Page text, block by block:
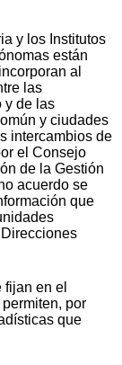
y los Institutos
están
al
las
y de las
y ciudades
intercambios de
el Consejo
de la Gestión
acuerdo se
que
en el
por
que